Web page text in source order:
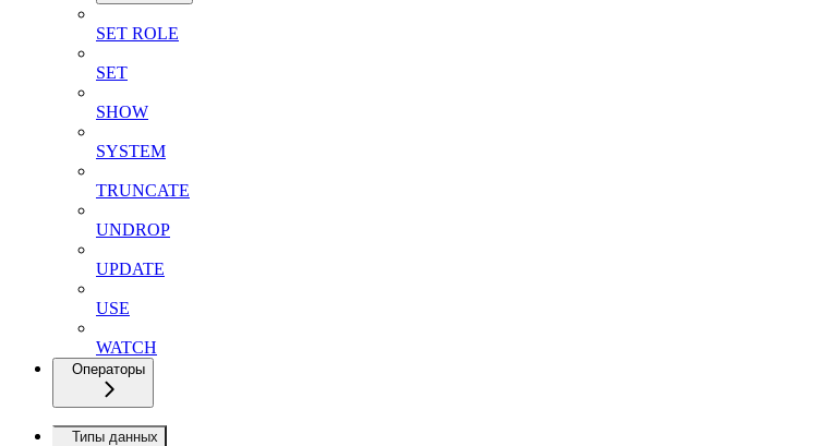
SET ROLE
SET
SHOW
SYSTEM
TRUNCATE
UNDROP
UPDATE
USE
WATCH
Операторы
Типы данных